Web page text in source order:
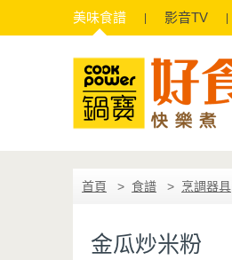
美味食譜 影音TV
首頁 食譜 烹調器具
金瓜炒米粉